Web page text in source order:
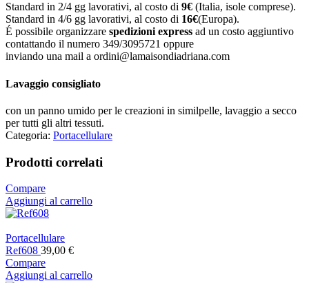
Standard in 2/4 gg lavorativi, al costo di 9€ (Italia, isole comprese).
Standard in 4/6 gg lavorativi, al costo di 16€(Europa).
É possibile organizzare spedizioni express ad un costo aggiuntivo
contattando il numero 349/3095721 oppure
inviando una mail a ordini@lamaisondiadriana.com
Lavaggio consigliato
con un panno umido per le creazioni in similpelle, lavaggio a secco
per tutti gli altri tessuti.
Categoria: Portacellulare
Prodotti correlati
Compare
Aggiungi al carrello
Portacellulare
Ref608 39,00 €
Compare
Aggiungi al carrello